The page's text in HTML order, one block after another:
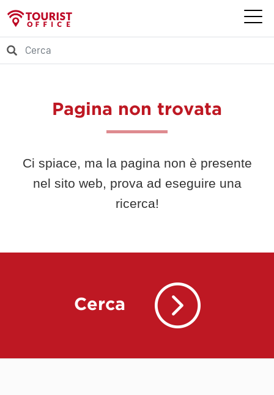
Pagina non trovata
Ci spiace, ma la pagina non è presente
nel sito web, prova ad eseguire una
ricerca!
Cerca